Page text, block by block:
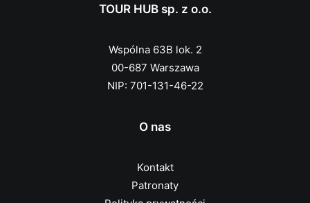
TOUR HUB sp. z o.o.
Wspólna 63B lok. 2
00-687 Warszawa
NIP: 701-131-46-22
O nas
Kontakt
Patronaty